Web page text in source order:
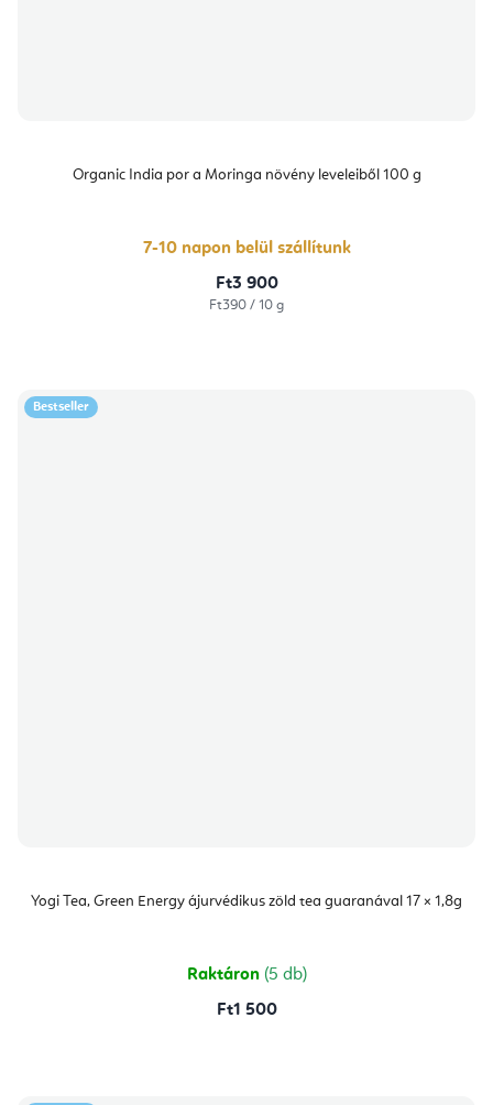
Organic India por a Moringa növény leveleiből 100 g
7-10 napon belül szállítunk
Ft3 900
Egységár:
Ft390 / 10 g
Bestseller
Yogi Tea, Green Energy ájurvédikus zöld tea guaranával 17 × 1,8g
Raktáron (5 db)
Ft1 500